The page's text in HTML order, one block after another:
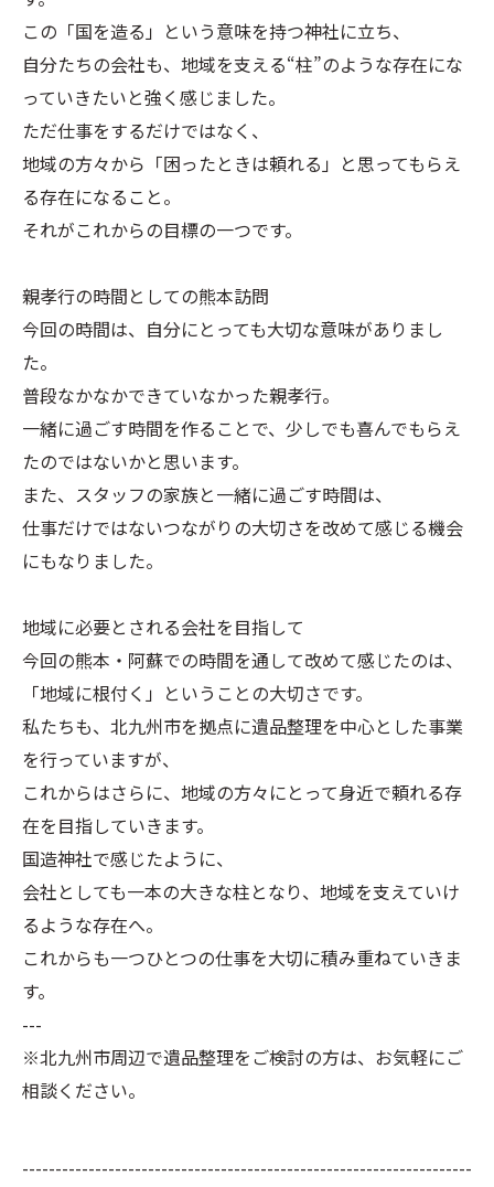
この「国を造る」という意味を持つ神社に立ち、
自分たちの会社も、地域を支える“柱”のような存在にな
っていきたいと強く感じました。
ただ仕事をするだけではなく、
地域の方々から「困ったときは頼れる」と思ってもらえ
る存在になること。
それがこれからの目標の一つです。
親孝行の時間としての熊本訪問
今回の時間は、自分にとっても大切な意味がありまし
た。
普段なかなかできていなかった親孝行。
一緒に過ごす時間を作ることで、少しでも喜んでもらえ
たのではないかと思います。
また、スタッフの家族と一緒に過ごす時間は、
仕事だけではないつながりの大切さを改めて感じる機会
にもなりました。
地域に必要とされる会社を目指して
今回の熊本・阿蘇での時間を通して改めて感じたのは、
「地域に根付く」ということの大切さです。
私たちも、北九州市を拠点に遺品整理を中心とした事業
を行っていますが、
これからはさらに、地域の方々にとって身近で頼れる存
在を目指していきます。
国造神社で感じたように、
会社としても一本の大きな柱となり、地域を支えていけ
るような存在へ。
これからも一つひとつの仕事を大切に積み重ねていきま
す。
---
※北九州市周辺で遺品整理をご検討の方は、お気軽にご
相談ください。
--------------------------------------------------------------------